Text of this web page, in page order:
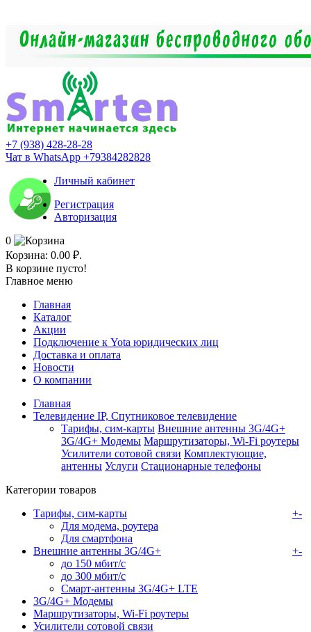
+7 (938) 428-28-28
Чат в WhatsApp +79384282828
Личный кабинет
Регистрация
Авторизация
0
Корзина: 0.00 ₽.
В корзине пусто!
Главное меню
Главная
Каталог
Акции
Подключение к Yota юридических лиц
Доставка и оплата
Новости
О компании
Главная
Телевидение IP, Спутниковое телевидение
Тарифы, сим-карты Внешние антенны 3G/4G+
3G/4G+ Модемы Маршрутизаторы, Wi-Fi роутеры
Усилители сотовой связи Комплектующие,
антенны Услуги Стационарные телефоны
Категории товаров
Тарифы, сим-карты
+-
Для модема, роутера
Для смартфона
Внешние антенны 3G/4G+
+-
до 150 мбит/с
до 300 мбит/с
Смарт-антенны 3G/4G+ LTE
3G/4G+ Модемы
Маршрутизаторы, Wi-Fi роутеры
Усилители сотовой связи